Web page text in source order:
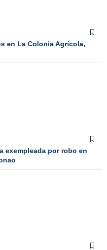
en La Colonia Agrícola,
exempleada por robo en